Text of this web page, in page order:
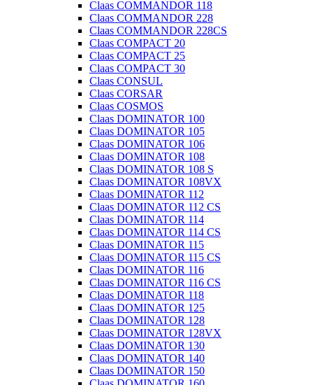
Claas COMMANDOR 118
Claas COMMANDOR 228
Claas COMMANDOR 228CS
Claas COMPACT 20
Claas COMPACT 25
Claas COMPACT 30
Claas CONSUL
Claas CORSAR
Claas COSMOS
Claas DOMINATOR 100
Claas DOMINATOR 105
Claas DOMINATOR 106
Claas DOMINATOR 108
Claas DOMINATOR 108 S
Claas DOMINATOR 108VX
Claas DOMINATOR 112
Claas DOMINATOR 112 CS
Claas DOMINATOR 114
Claas DOMINATOR 114 CS
Claas DOMINATOR 115
Claas DOMINATOR 115 CS
Claas DOMINATOR 116
Claas DOMINATOR 116 CS
Claas DOMINATOR 118
Claas DOMINATOR 125
Claas DOMINATOR 128
Claas DOMINATOR 128VX
Claas DOMINATOR 130
Claas DOMINATOR 140
Claas DOMINATOR 150